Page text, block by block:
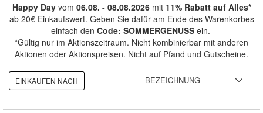
Happy Dayvom 06.08. - 08.08.2026mit 11% Rabatt auf Alles*
ab 20€ Einkaufswert. Geben Sie dafür am Ende des Warenkorbes
einfach den Code: SOMMERGENUSSein.
*Gültig nur im Aktionszeitraum. Nicht kombinierbar mit anderen
Aktionen oder Aktionspreisen. Nicht auf Pfand und Gutscheine.
EINKAUFEN NACH